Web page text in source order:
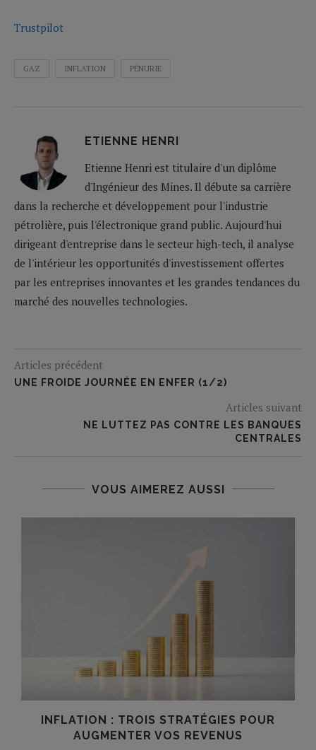
Trustpilot
GAZ INFLATION PÉNURIE
ETIENNE HENRI
Etienne Henri est titulaire d'un diplôme
d'Ingénieur des Mines. Il débute sa carrière
dans la recherche et développement pour l'industrie
pétrolière, puis l'électronique grand public. Aujourd'hui
dirigeant d'entreprise dans le secteur high-tech, il analyse
de l'intérieur les opportunités d'investissement offertes
par les entreprises innovantes et les grandes tendances du
marché des nouvelles technologies.
Articles précédent
UNE FROIDE JOURNÉE EN ENFER (1/2)
Articles suivant
NE LUTTEZ PAS CONTRE LES BANQUES
CENTRALES
VOUS AIMEREZ AUSSI
INFLATION : TROIS STRATÉGIES POUR
AUGMENTER VOS REVENUS